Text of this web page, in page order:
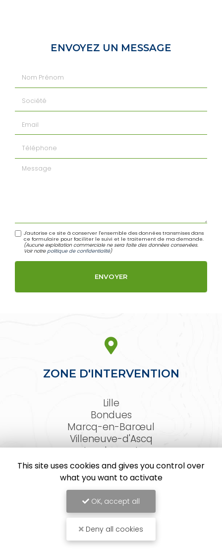
ENVOYEZ UN MESSAGE
Message
J'autorise ce site à conserver l'ensemble des données transmises dans
ce formulaire pour faciliter le suivi et le traitement de ma demande.
(Aucune exploitation commerciale ne sera faite des données conservées.
Voir notre politique de confidentialité)
ZONE D'INTERVENTION
Lille
Bondues
Marcq-en-Barœul
Villeneuve-d'Ascq
Lambersart
Arras
Le Touquet-Paris-Plage
Et les Hauts-de-France
ACTIV'FACADE, Façadier à Lille
Mentions légales
Liens utiles
This site uses cookies and gives you control over
what you want to activate
OK, accept all
Deny all cookies